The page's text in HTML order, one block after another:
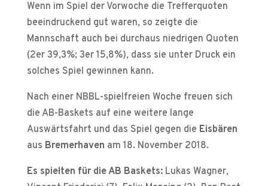
Wenn im Spiel der Vorwoche die Trefferquoten
beeindruckend gut waren, so zeigte die
Mannschaft auch bei durchaus niedrigen Quoten
(2er 39,3%; 3er 15,8%), dass sie unter Druck ein
solches Spiel gewinnen kann.
Nach einer NBBL-spielfreien Woche freuen sich
die AB-Baskets auf eine weitere lange
Auswärtsfahrt und das Spiel gegen die Eisbären
aus Bremerhaven am 18. November 2018.
Es spielten für die AB Baskets:Lukas Wagner,